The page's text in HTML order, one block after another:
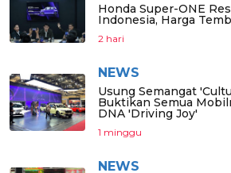
Honda Super-ONE
Indonesia, Harga
2 hari
NEWS
Usung Semangat
Buktikan Semua
DNA 'Driving Joy'
1 minggu
NEWS